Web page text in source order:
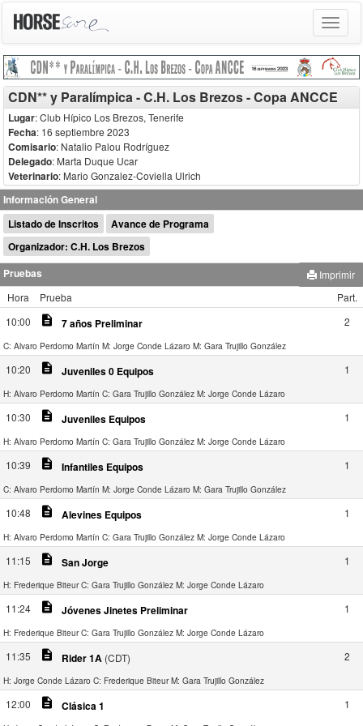
Toggle
CDN** y Paralímpica - C.H. Los Brezos - Copa ANCCE
Lugar: Club Hípico Los Brezos, Tenerife
Fecha: 16 septiembre 2023
Comisario: Natalio Palou Rodríguez
Delegado: Marta Duque Ucar
Veterinario: Mario Gonzalez-Coviella Ulrich
Información General
Listado de Inscritos
Avance de Programa
Organizador: C.H. Los Brezos
Pruebas
Imprimir
Hora
Prueba
Part.
10:00
description 7 años Preliminar 2
C: Alvaro Perdomo Martín M: Jorge Conde Lázaro M: Gara Trujillo González
10:20 description Juveniles 0 Equipos 1
H: Alvaro Perdomo Martín C: Gara Trujillo González M: Jorge Conde Lázaro
10:30 description Juveniles Equipos 1
H: Alvaro Perdomo Martín C: Gara Trujillo González M: Jorge Conde Lázaro
10:39 description Infantiles Equipos 1
C: Alvaro Perdomo Martín M: Jorge Conde Lázaro M: Gara Trujillo González
10:48 description Alevines Equipos 1
H: Alvaro Perdomo Martín C: Gara Trujillo González M: Jorge Conde Lázaro
11:15 description San Jorge 1
H: Frederique Biteur C: Gara Trujillo González M: Jorge Conde Lázaro
11:24 description Jóvenes Jinetes Preliminar 1
H: Frederique Biteur C: Gara Trujillo González M: Jorge Conde Lázaro
11:35 description Rider 1A (CDT) 2
H: Jorge Conde Lázaro C: Frederique Biteur M: Gara Trujillo González
12:00 description Clásica 1 1